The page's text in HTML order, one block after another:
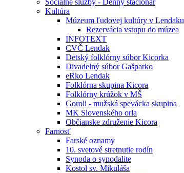
Sociálne služby - Denný stacionár
Kultúra
Múzeum ľudovej kultúry v Lendaku
Rezervácia vstupu do múzea
INFOTEXT
CVČ Lendak
Detský folklórny súbor Kicorka
Divadelný súbor Gašparko
eRko Lendak
Folklórna skupina Kicora
Folklórny krúžok v MŠ
Goroli - mužská spevácka skupina
MK Slovenského orla
Občianske združenie Kicora
Farnosť
Farské oznamy
10. svetové stretnutie rodín
Synoda o synodalite
Kostol sv. Mikuláša